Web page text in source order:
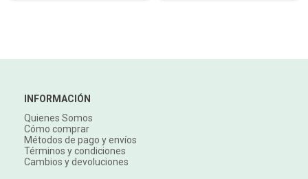
INFORMACIÓN
Quienes Somos
Cómo comprar
Métodos de pago y envíos
Términos y condiciones
Cambios y devoluciones